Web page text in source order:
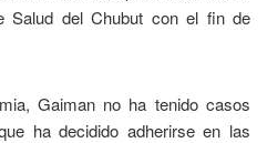
Salud del Chubut con el fin de
Gaiman no ha tenido casos
ha decidido adherirse en las